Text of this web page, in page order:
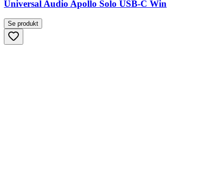
Universal Audio Apollo Solo USB-C Win
Se produkt